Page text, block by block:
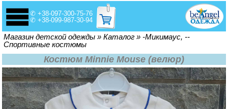
✆ +38-097-300-75-76
✆ +38-099-987-30-94
Вы здесь
Магазин детской одежды » Каталог » -Микимаус, --
Спортивные костюмы
Костюм Minnie Mouse (велюр)